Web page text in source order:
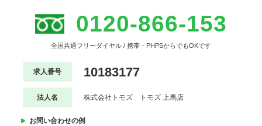
0120-866-153
全国共通フリーダイヤル / 携帯・PHPSからでもOKです
求人番号 10183177
法人名 株式会社トモズ トモズ 上馬店
お問い合わせの例